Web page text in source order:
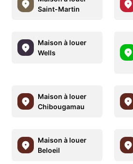
Saint-Martin
Maison à louer
Wells
Maison à louer
Chibougamau
Maison à louer
Beloeil